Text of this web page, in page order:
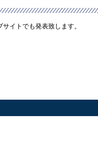
イトでも発表致します。